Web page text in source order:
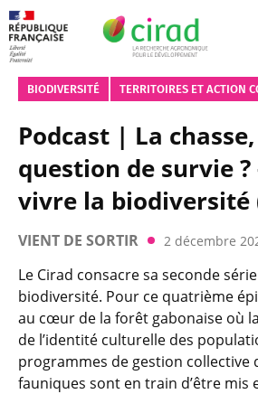
BIODIVERSITÉ TERRITOIRES ET ACTION
Podcast | La
question de survie ?
vivre la biodiversité
VIENT DE SORTIR 2 décembre
Le Cirad consacre sa seconde
biodiversité. Pour ce quatrième
au cœur de la forêt gabonaise où
de l’identité culturelle des
programmes de gestion collective
fauniques sont en train d’être mis